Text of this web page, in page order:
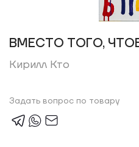
ВМЕСТО ТОГО,
Кирилл Кто
Задать вопрос по товару